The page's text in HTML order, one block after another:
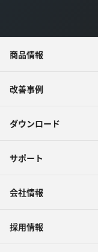
商品情報
改善事例
ダウンロード
サポート
会社情報
採用情報